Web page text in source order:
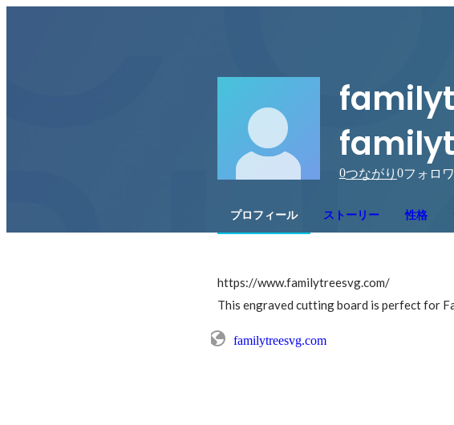
0つながり 0フォロ
プロフィール ストーリー 性格
https://www.familytreesvg.com/
This engraved cutting board is perfect for
familytreesvg.com